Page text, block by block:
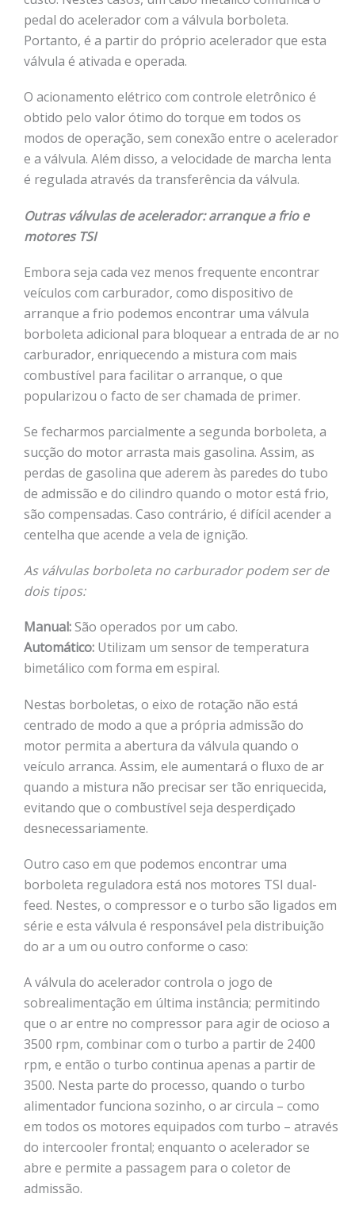
pedal do acelerador com a válvula borboleta.
Portanto, é a partir do próprio acelerador que esta
válvula é ativada e operada.
O acionamento elétrico com controle eletrônico é
obtido pelo valor ótimo do torque em todos os
modos de operação, sem conexão entre o acelerador
e a válvula. Além disso, a velocidade de marcha lenta
é regulada através da transferência da válvula.
Outras válvulas de acelerador: arranque a frio e
motores TSI
Embora seja cada vez menos frequente encontrar
veículos com carburador, como dispositivo de
arranque a frio podemos encontrar uma válvula
borboleta adicional para bloquear a entrada de ar no
carburador, enriquecendo a mistura com mais
combustível para facilitar o arranque, o que
popularizou o facto de ser chamada de primer.
Se fecharmos parcialmente a segunda borboleta, a
sucção do motor arrasta mais gasolina. Assim, as
perdas de gasolina que aderem às paredes do tubo
de admissão e do cilindro quando o motor está frio,
são compensadas. Caso contrário, é difícil acender a
centelha que acende a vela de ignição.
As válvulas borboleta no carburador podem ser de
dois tipos:
Manual:São operados por um cabo.
Automático: Utilizam um sensor de temperatura
bimetálico com forma em espiral.
Nestas borboletas, o eixo de rotação não está
centrado de modo a que a própria admissão do
motor permita a abertura da válvula quando o
veículo arranca. Assim, ele aumentará o fluxo de ar
quando a mistura não precisar ser tão enriquecida,
evitando que o combustível seja desperdiçado
desnecessariamente.
Outro caso em que podemos encontrar uma
borboleta reguladora está nos motores TSI dual-
feed. Nestes, o compressor e o turbo são ligados em
série e esta válvula é responsável pela distribuição
do ar a um ou outro conforme o caso:
A válvula do acelerador controla o jogo de
sobrealimentação em última instância; permitindo
que o ar entre no compressor para agir de ocioso a
3500 rpm, combinar com o turbo a partir de 2400
rpm, e então o turbo continua apenas a partir de
3500. Nesta parte do processo, quando o turbo
alimentador funciona sozinho, o ar circula – como
em todos os motores equipados com turbo – através
do intercooler frontal; enquanto o acelerador se
abre e permite a passagem para o coletor de
admissão.